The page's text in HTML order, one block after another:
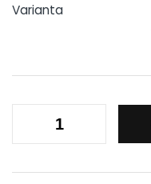
Varianta